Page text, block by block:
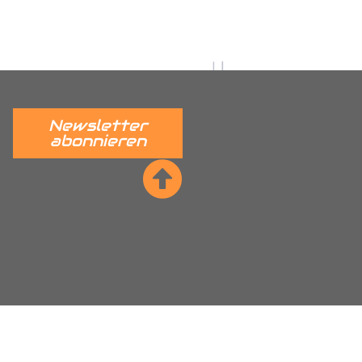
Newsletter
abonnieren